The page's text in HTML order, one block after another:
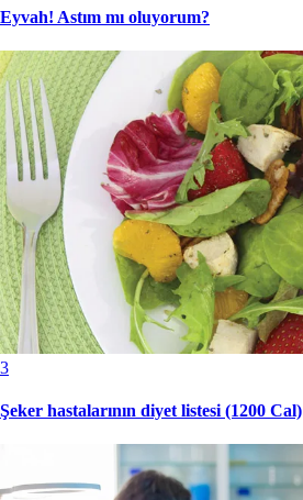
Eyvah! Astım mı oluyorum?
3
Şeker hastalarının diyet listesi (1200 Cal)